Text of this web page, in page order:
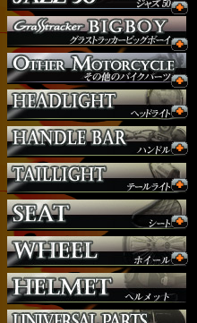
ウインカー
オーダー
ガソリンタンク
サイドナンバー
サスペンション
シート
ジョッキーシフト
ハンドルバー
ハンドル周り
ヘッドライト
マフラー
外装パーツ